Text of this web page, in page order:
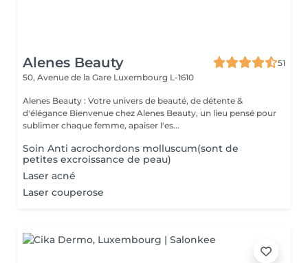
Alenes Beauty
51
50, Avenue de la Gare Luxembourg L-1610
Alenes Beauty : Votre univers de beauté, de détente &
d'élégance Bienvenue chez Alenes Beauty, un lieu pensé pour
sublimer chaque femme, apaiser l'es...
Soin Anti acrochordons molluscum(sont de
petites excroissance de peau)
Laser acné
Laser couperose